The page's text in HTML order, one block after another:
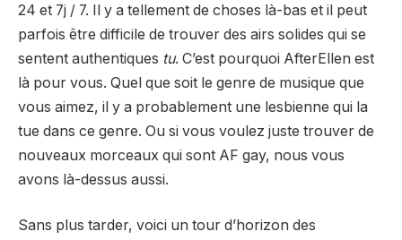
24 et 7j / 7. Il y a tellement de choses là-bas et il peut
parfois être difficile de trouver des airs solides qui se
sentent authentiques tu. C’est pourquoi AfterEllen est
là pour vous. Quel que soit le genre de musique que
vous aimez, il y a probablement une lesbienne qui la
tue dans ce genre. Ou si vous voulez juste trouver de
nouveaux morceaux qui sont AF gay, nous vous
avons là-dessus aussi.
Sans plus tarder, voici un tour d’horizon des